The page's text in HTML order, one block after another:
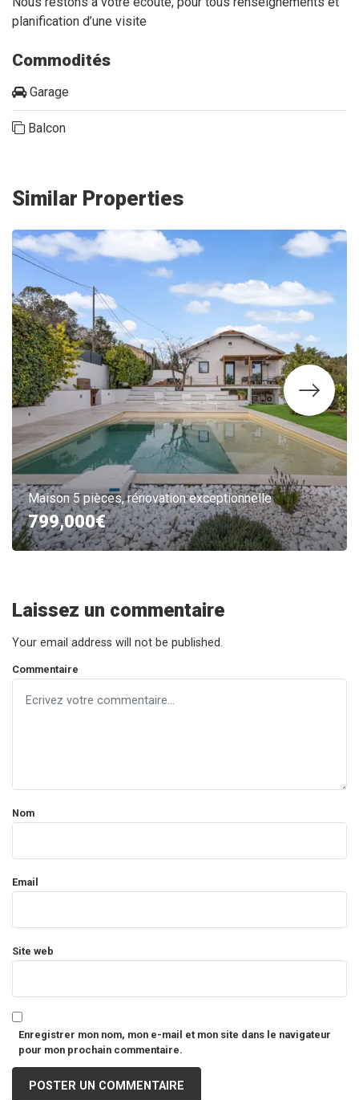
planification d’une visite
Commodités
Garage
Balcon
Similar Properties
Maison 5 pièces, rénovation exceptionnelle
799,000€
Laissez un commentaire
Your email address will not be published.
Commentaire
Nom
Email
Site web
Enregistrer mon nom, mon e-mail et mon site dans le navigateur
pour mon prochain commentaire.